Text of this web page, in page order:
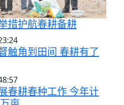
措护航春耕备耕
触角到田间 春耕有了
春耕春种工作 今年计